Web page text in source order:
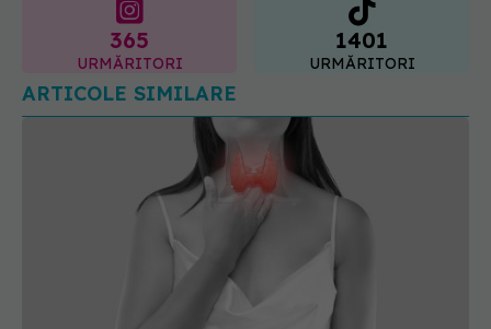
365
URMĂRITORI
1401
URMĂRITORI
ARTICOLE SIMILARE